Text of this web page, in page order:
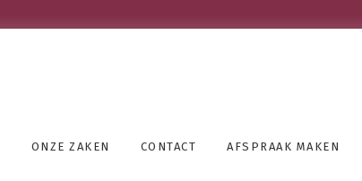
ONZE ZAKEN CONTACT AFSPRAAK MAKEN